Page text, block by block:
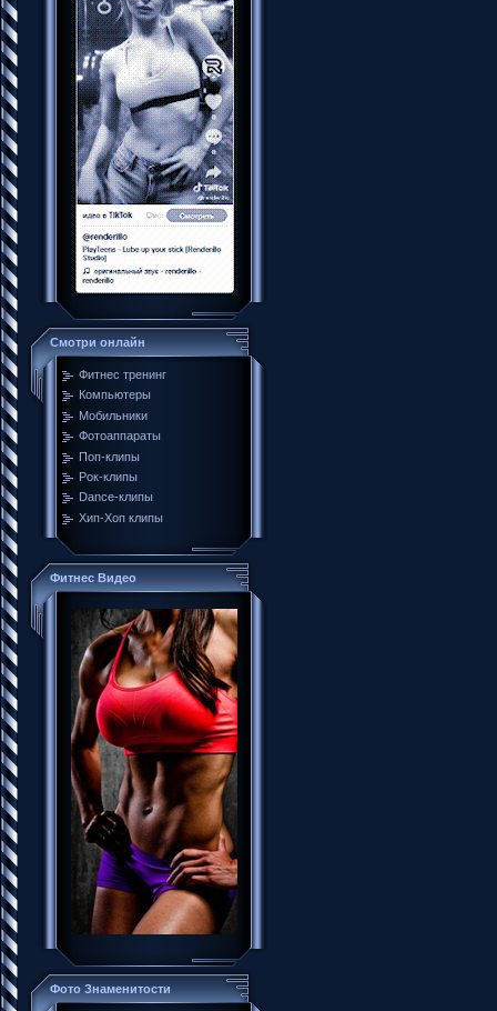
Смотри онлайн
Фитнес тренинг
Компьютеры
Мобильники
Фотоаппараты
Поп-клипы
Рок-клипы
Dance-клипы
Хип-Хоп клипы
Фитнес Видео
Фото Знаменитости